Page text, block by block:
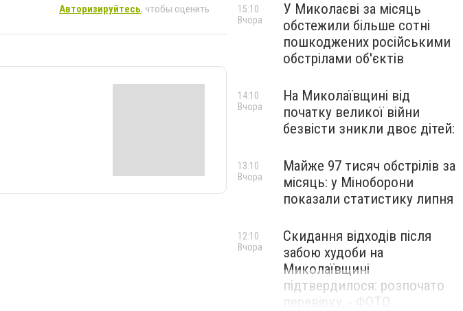
Авторизируйтесь, чтобы оценить
У Миколаєві за місяць
обстежили більше сотні
пошкоджених російськими
обстрілами об'єктів
15:10
Вчора
На Миколаївщині від
початку великої війни
безвісти зникли двоє дітей:
14:10
Вчора
Майже 97 тисяч обстрілів за
місяць: у Міноборони
показали статистику липня
13:10
Вчора
Скидання відходів після
забою худоби на
Миколаївщині
підтвердилося: розпочато
перевірку, - ФОТО
12:10
Вчора